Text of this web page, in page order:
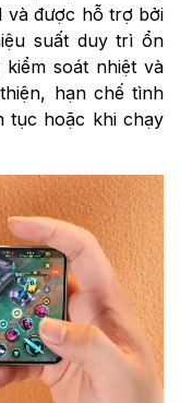
và được hỗ trợ bởi
suất duy trì ổn
soát nhiệt và
hạn chế tình
tục hoặc khi chạy